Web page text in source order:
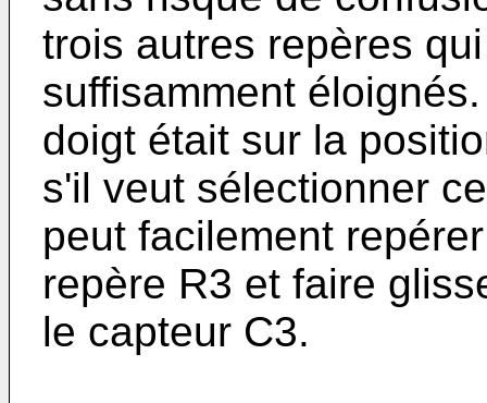
trois autres repères
suffisamment
doigt était sur la
s'il veut sélectionner
peut facilement
repère R3 et faire
le capteur C3.